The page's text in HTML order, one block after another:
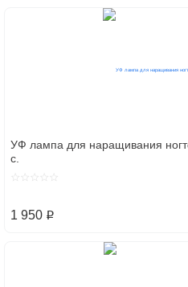
УФ лампа для наращивания
с.
1 950 p